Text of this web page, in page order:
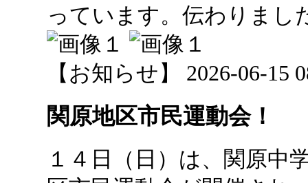
っています。伝わりまし
【お知らせ】 2026-06-15
関原地区市民運動会！
１４日（日）は、関原中